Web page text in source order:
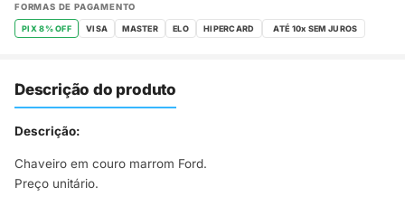
FORMAS DE PAGAMENTO
PIX 8% OFF VISA MASTER ELO HIPERCARD
Descrição do produto
Descrição:
Chaveiro em couro marrom Ford.
Preço unitário.